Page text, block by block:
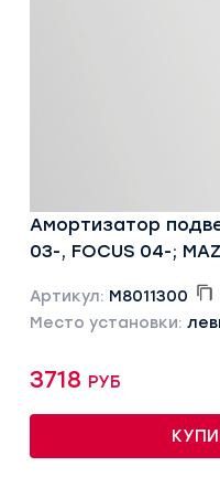
Амортизатор
03-, FOCUS 04-;
Артикул: M8011300
Место установки:
3718 руб